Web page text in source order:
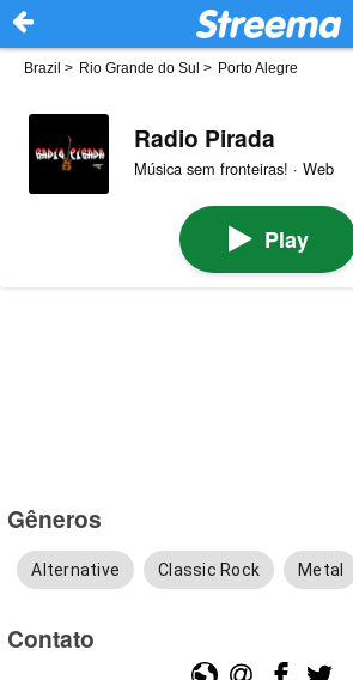
Brazil > Rio Grande do Sul > Porto Alegre
Radio Pirada
Música sem fronteiras! · Web
Play
Gêneros
Alternative Classic Rock Metal
Contato